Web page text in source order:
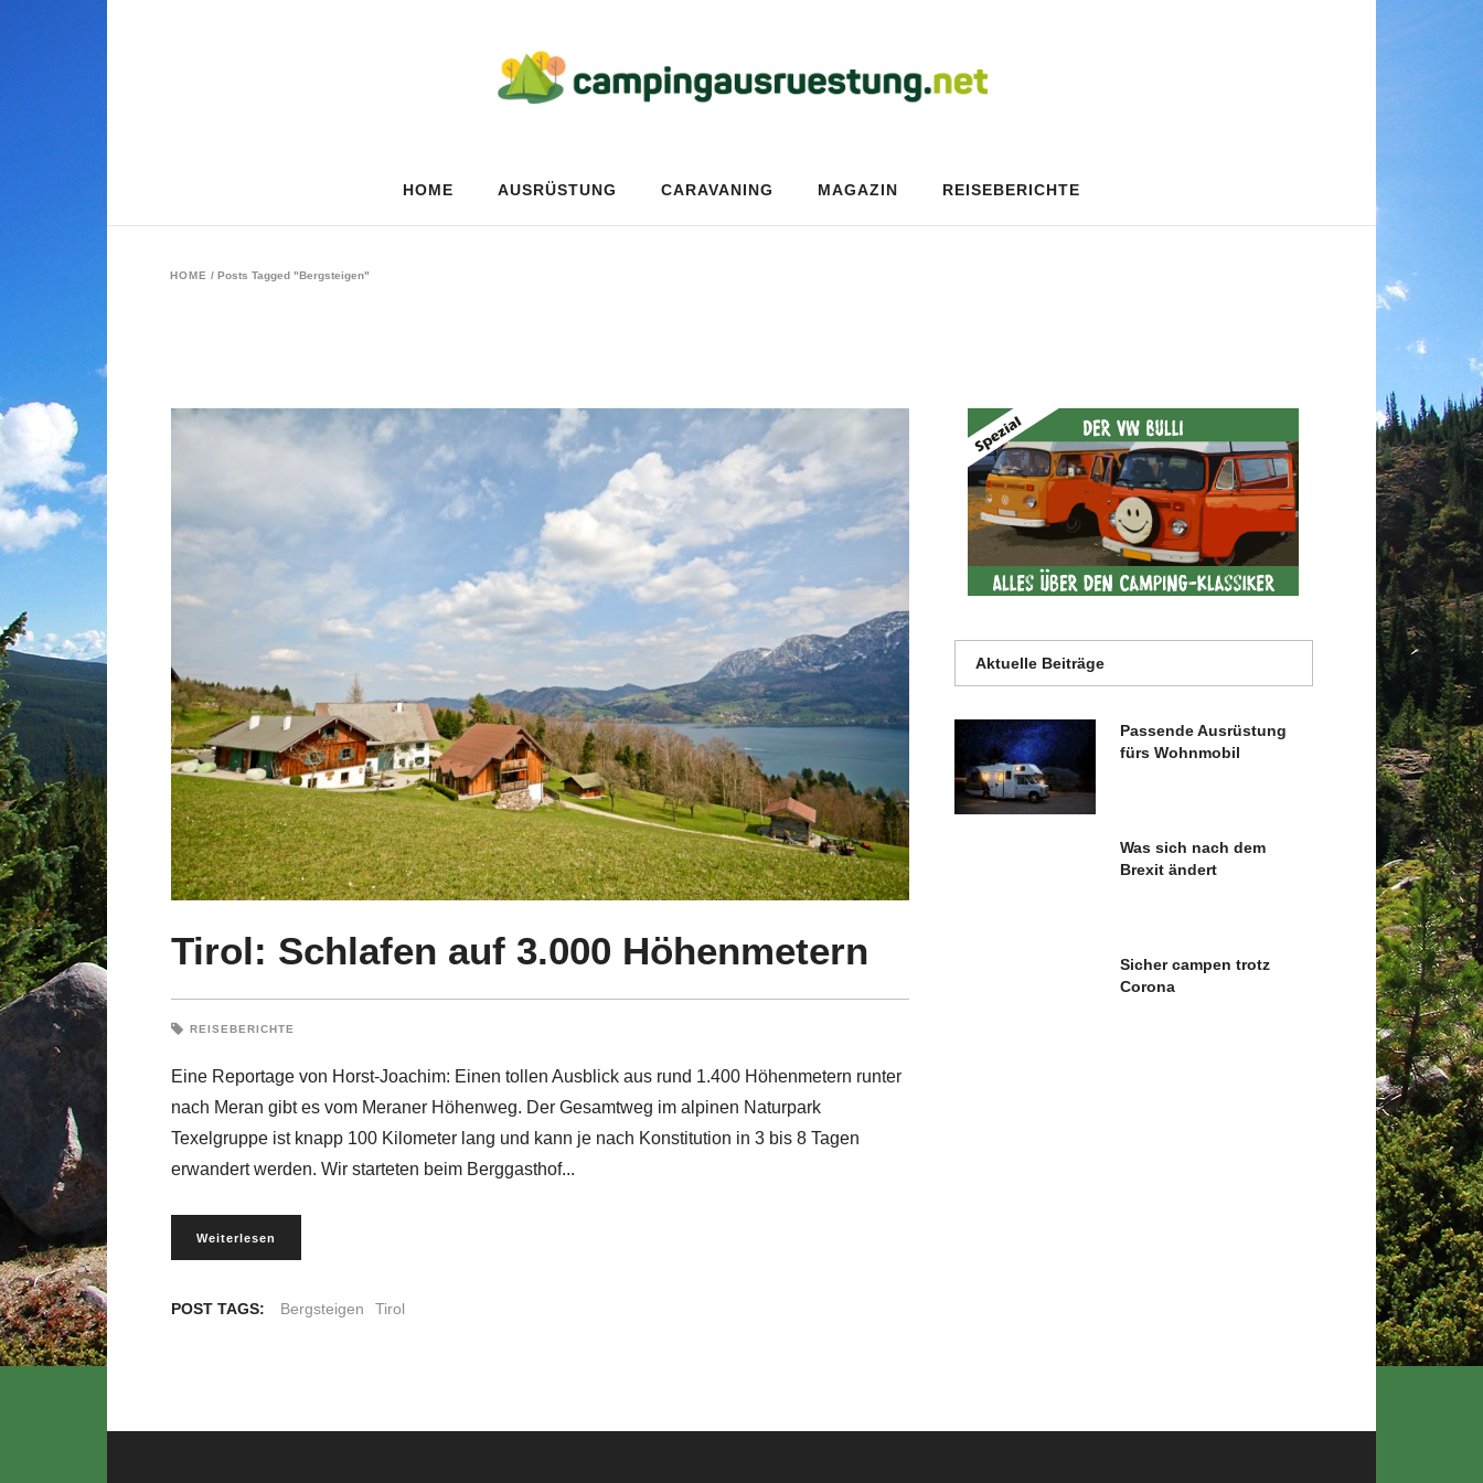
HOME AUSRÜSTUNG CARAVANING MAGAZIN REISEBERICHTE
HOME / Posts Tagged "Bergsteigen"
Tirol: Schlafen auf 3.000 Höhenmetern
REISEBERICHTE
Eine Reportage von Horst-Joachim: Einen tollen Ausblick aus rund 1.400 Höhenmetern runter
nach Meran gibt es vom Meraner Höhenweg. Der Gesamtweg im alpinen Naturpark
Texelgruppe ist knapp 100 Kilometer lang und kann je nach Konstitution in 3 bis 8 Tagen
erwandert werden. Wir starteten beim Berggasthof
Weiterlesen
POST TAGS: Bergsteigen Tirol
Aktuelle Beiträge
Passende Ausrüstung
fürs Wohnmobil
Was sich nach dem
Brexit ändert
Sicher campen trotz
Corona